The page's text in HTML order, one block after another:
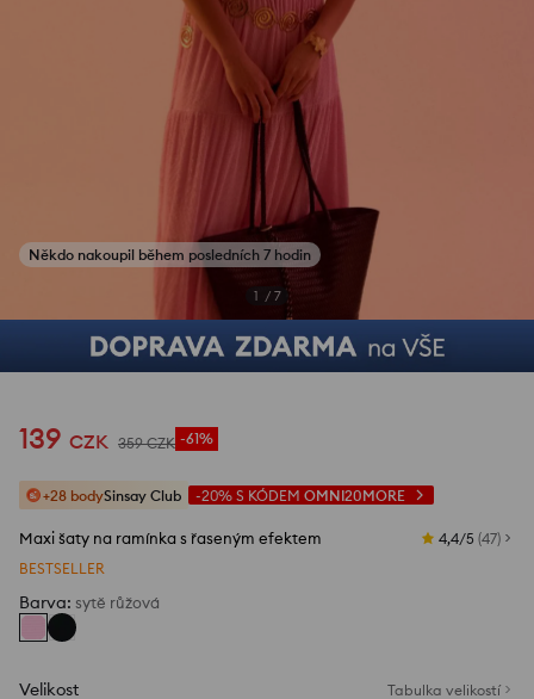
Někdo nakoupil během posledních 7 hodin
1 / 7
139 CZK 359 CZK -61%
+28 bodySinsay Club -20% S KÓDEM OMNI20MORE
Maxi šaty na ramínka s řaseným efektem 4,4/5 (47)
BESTSELLER
Barva: sytě růžová
Velikost Tabulka velikostí